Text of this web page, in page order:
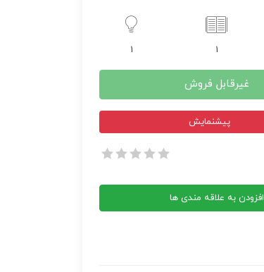
1
1
غیرقابل فروش
پيشنمايش
افزودن به علاقه مندی ها